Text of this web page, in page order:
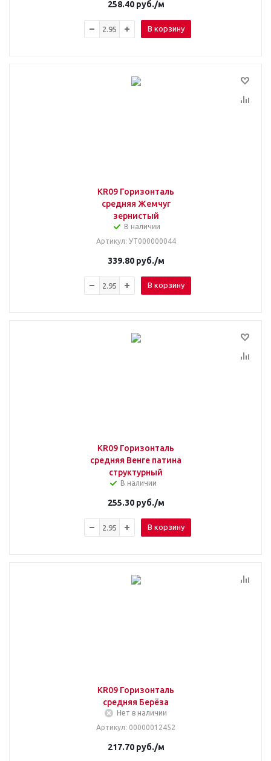
258.40руб./м
В корзину
KR09 Горизонталь
средняя Жемчуг
зернистый
В наличии
Артикул: УТ000000044
339.80руб./м
В корзину
KR09 Горизонталь
средняя Венге патина
структурный
В наличии
255.30руб./м
В корзину
KR09 Горизонталь
средняя Берёза
Нет в наличии
Артикул: 00000012452
217.70руб./м